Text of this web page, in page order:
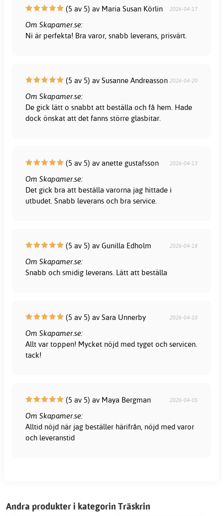
(5 av 5) av Maria Susan Körlin 2026-04-17
Om Skapamer.se:
Ni är perfekta! Bra varor, snabb leverans, prisvärt.
(5 av 5) av Susanne Andreasson 2026-04-20
Om Skapamer.se:
De gick lätt o snabbt att beställa och få hem. Hade
dock önskat att det fanns större glasbitar.
(5 av 5) av anette gustafsson 2026-04-13
Om Skapamer.se:
Det gick bra att beställa varorna jag hittade i
utbudet. Snabb leverans och bra service.
(5 av 5) av Gunilla Edholm 2026-04-18
Om Skapamer.se:
Snabb och smidig leverans. Lätt att beställa
(5 av 5) av Sara Unnerby 2026-04-10
Om Skapamer.se:
Allt var toppen! Mycket nöjd med tyget och servicen.
tack!
(5 av 5) av Maya Bergman 2026-04-05
Om Skapamer.se:
Alltid nöjd när jag beställer härifrån, nöjd med varor
och leveranstid
Andra produkter i kategorin Träskrin